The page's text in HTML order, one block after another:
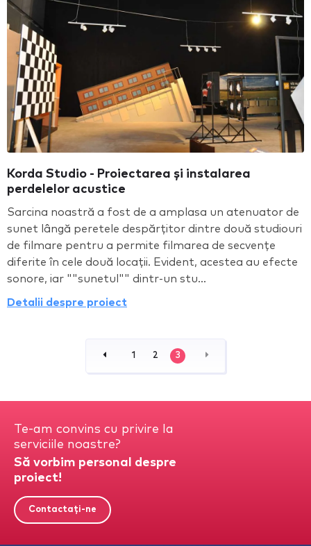
Korda Studio - Proiectarea și instalarea
perdelelor acustice
Sarcina noastră a fost de a amplasa un atenuator de
sunet lângă peretele despărțitor dintre două studiouri
de filmare pentru a permite filmarea de secvențe
diferite în cele două locații. Evident, acestea au efecte
sonore, iar ""sunetul"" dintr-un stu...
Detalii despre proiect
1 2 3
Te-am convins cu privire la
serviciile noastre?
Să vorbim personal despre
proiect!
Contactați-ne